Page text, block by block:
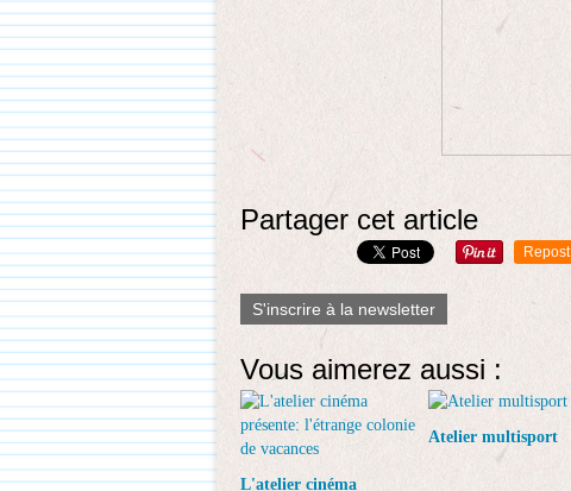
Partager cet article
Repost
S'inscrire à la newsletter
Vous aimerez aussi :
L'atelier cinéma
Atelier multisport